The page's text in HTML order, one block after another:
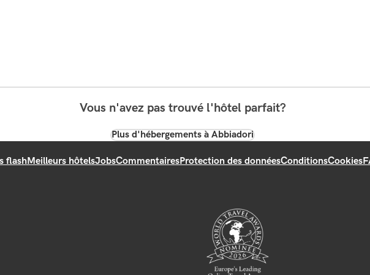
Vous n'avez pas trouvé l'hôtel parfait?
Plus d'hébergements à Abbiadori
flashMeilleurs hôtelsJobsCommentairesProtection des donnéesConditionsCookies